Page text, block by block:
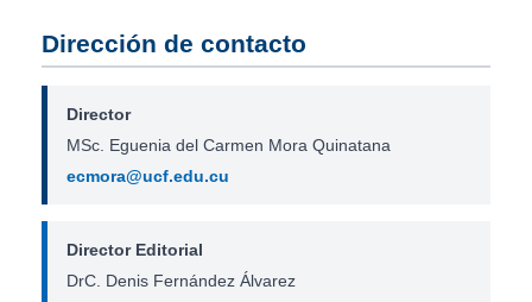
Dirección de contacto
Director
MSc. Eguenia del Carmen Mora Quinatana
ecmora@ucf.edu.cu
Director Editorial
DrC. Denis Fernández Álvarez